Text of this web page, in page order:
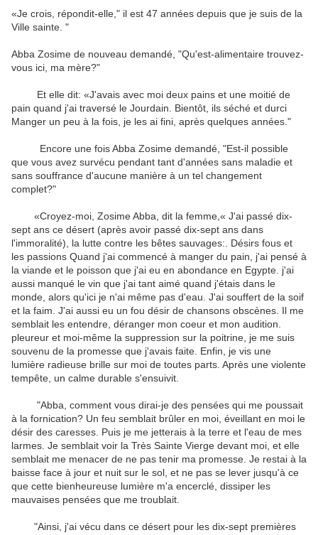
«Je crois, répondit-elle," il est 47 années depuis que je suis de la
Ville sainte. "
Abba Zosime de nouveau demandé, "Qu'est-alimentaire trouvez-
vous ici, ma mère?"
Et elle dit: «J'avais avec moi deux pains et une moitié de
pain quand j'ai traversé le Jourdain. Bientôt, ils séché et durci
Manger un peu à la fois, je les ai fini, après quelques années."
Encore une fois Abba Zosime demandé, "Est-il possible
que vous avez survécu pendant tant d'années sans maladie et
sans souffrance d'aucune manière à un tel changement
complet?"
«Croyez-moi, Zosime Abba, dit la femme,« J'ai passé dix-
sept ans ce désert (après avoir passé dix-sept ans dans
l'immoralité), la lutte contre les bêtes sauvages:. Désirs fous et
les passions Quand j'ai commencé à manger du pain, j'ai pensé à
la viande et le poisson que j'ai eu en abondance en Egypte. j'ai
aussi manqué le vin que j'ai tant aimé quand j'étais dans le
monde, alors qu'ici je n'ai même pas d'eau. J'ai souffert de la soif
et la faim. J'ai aussi eu un fou désir de chansons obscènes. Il me
semblait les entendre, déranger mon coeur et mon audition.
pleureur et moi-même la suppression sur la poitrine, je me suis
souvenu de la promesse que j'avais faite. Enfin, je vis une
lumière radieuse brille sur moi de toutes parts. Après une violente
tempête, un calme durable s'ensuivit.
"Abba, comment vous dirai-je des pensées qui me poussait
à la fornication? Un feu semblait brûler en moi, éveillant en moi le
désir des caresses. Puis je me jetterais à la terre et l'eau de mes
larmes. Je semblait voir la Très Sainte Vierge devant moi, et elle
semblait me menacer de ne pas tenir ma promesse. Je restai à la
baisse face à jour et nuit sur le sol, et ne pas se lever jusqu'à ce
que cette bienheureuse lumière m'a encerclé, dissiper les
mauvaises pensées que me troublait.
"Ainsi, j'ai vécu dans ce désert pour les dix-sept premières